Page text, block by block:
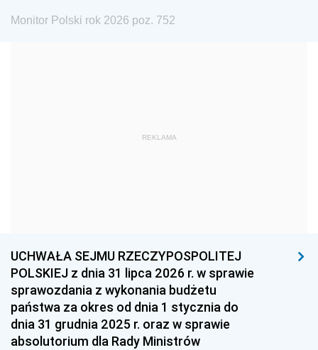
1975 1974
1959
1939 1938 1937
1936 1930
Monitor Polski rok 2026 poz. 752
REKLAMA
UCHWAŁA SEJMU RZECZYPOSPOLITEJ
POLSKIEJ z dnia 31 lipca 2026 r. w sprawie
sprawozdania z wykonania budżetu
państwa za okres od dnia 1 stycznia do
dnia 31 grudnia 2025 r. oraz w sprawie
absolutorium dla Rady Ministrów